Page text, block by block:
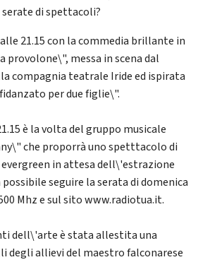
serate di spettacoli?
21.15 con la commedia brillante in
provolone\", messa in scena dal
compagnia teatrale Iride ed ispirata
per due figlie\".
è la volta del gruppo musicale
che proporrà uno spetttacolo di
evergreen in attesa dell\'estrazione
seguire la serata di domenica
Mhz e sul sito www.radiotua.it.
dell\'arte è stata allestita una
degli allievi del maestro falconarese